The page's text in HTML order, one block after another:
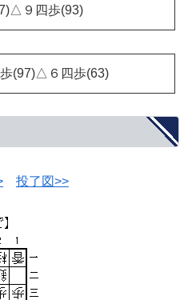
９四歩(93)
(97)△６四歩(63)
投了図>>